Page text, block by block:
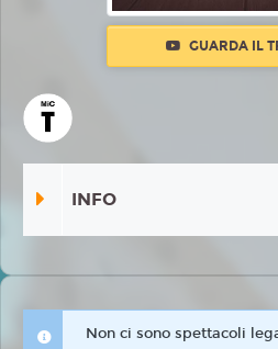
GUARDA IL
INFO
Non ci sono spettacoli